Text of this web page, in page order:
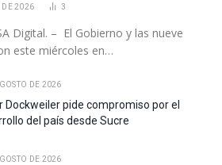
DE 2026 3
Digital. – El Gobierno y las nueve
este miércoles en…
DE 2026
Dockweiler pide compromiso por el
del país desde Sucre
DE 2026